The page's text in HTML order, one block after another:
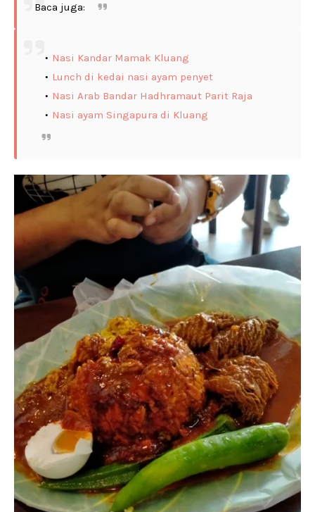
Baca juga:
Nasi Kandar Mamak Kluang
Lunch di kedai nasi ayam penyet
Nasi Arab Bandar Hadhramaut Parit Raja
Nasi ayam Singapura di Kluang